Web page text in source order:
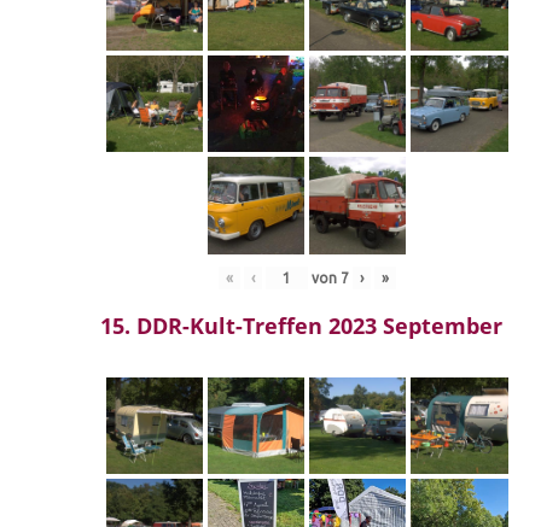
« ‹ von 7 › »
15. DDR-Kult-Treffen 2023 September